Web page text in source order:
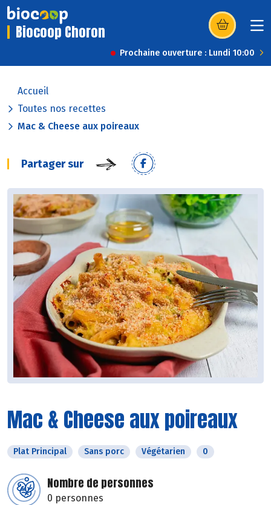
Biocoop Choron (s’ouvre dans
Prochaine ouverture : Lundi 10:00
Accueil
Toutes nos recettes
Mac & Cheese aux poireaux
Partager sur
Mac & Cheese aux poireaux
Plat Principal Sans porc Végétarien 0
Nombre de personnes
0 personnes